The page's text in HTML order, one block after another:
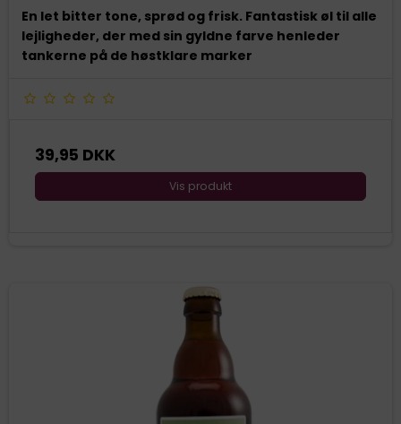
En let bitter tone, sprød og frisk. Fantastisk øl til alle
lejligheder, der med sin gyldne farve henleder
tankerne på de høstklare marker
39,95 DKK
Vis produkt